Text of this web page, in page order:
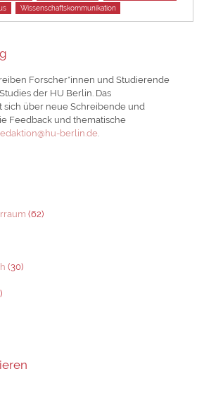
Wissenschaftskommunikation
Forscher*innen und Studierende
der HU Berlin. Das
sich über neue Schreibende und
Feedback und thematische
berlin.de.
(62)
(30)